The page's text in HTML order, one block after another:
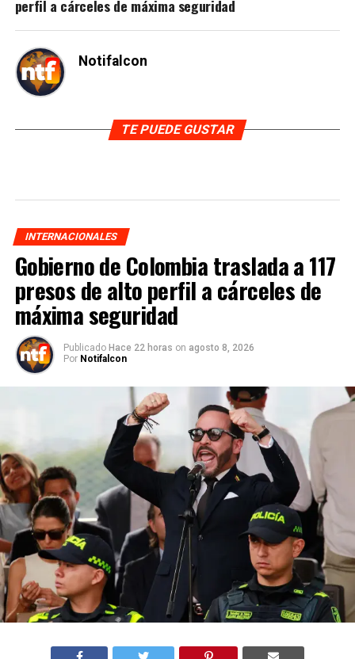
perfil a cárceles de máxima seguridad
Notifalcon
TE PUEDE GUSTAR
INTERNACIONALES
Gobierno de Colombia traslada a 117
presos de alto perfil a cárceles de
máxima seguridad
Publicado Hace 22 horas on agosto 8, 2026
Por Notifalcon